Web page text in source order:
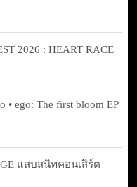
2026 : HEART RACE
ego: The first bloom EP
แสบสนิทคอนเสิร์ต